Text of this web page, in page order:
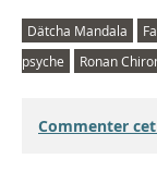
Dätcha Mandala
psyche
Ronan
Commenter